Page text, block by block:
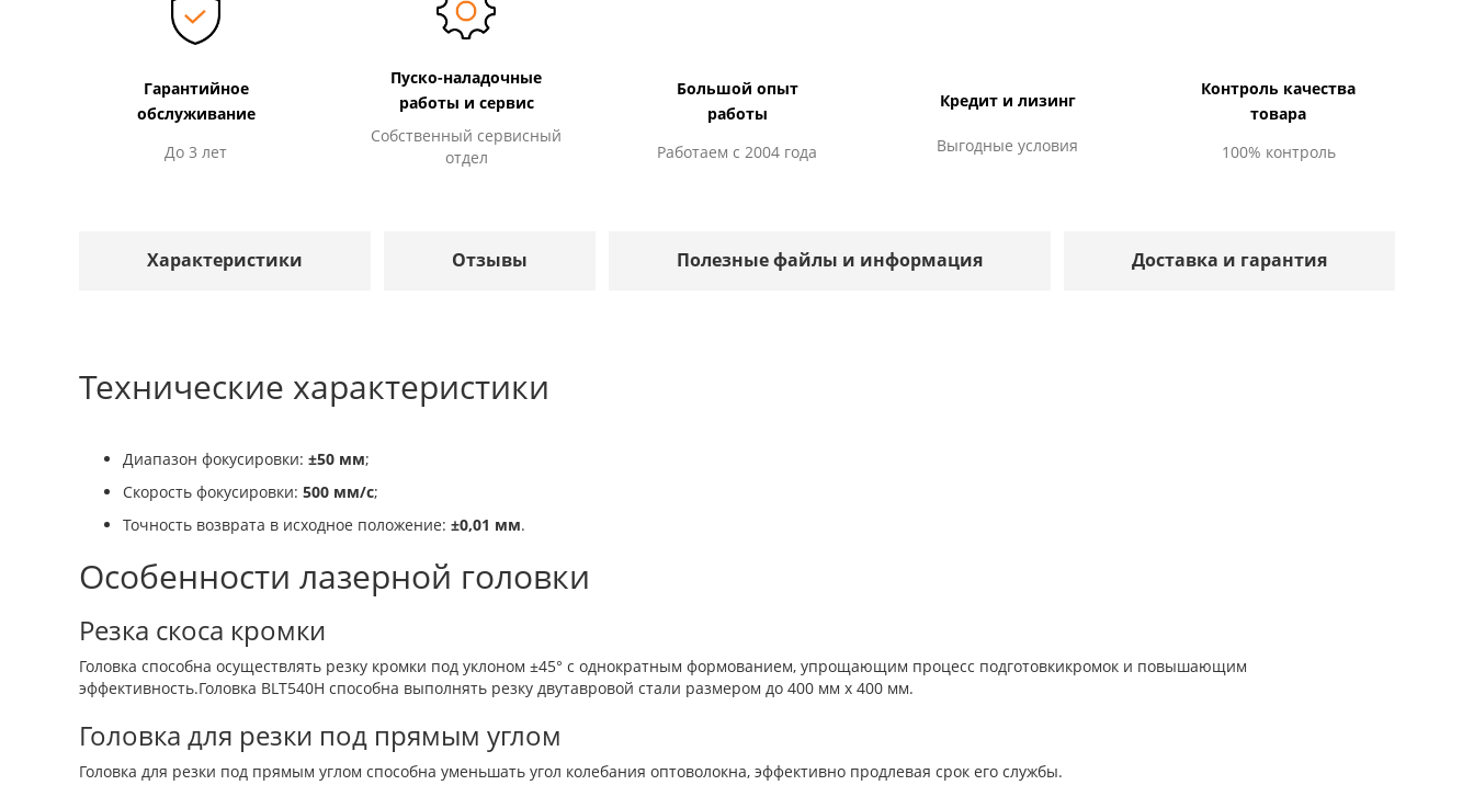
Гарантийное
обслуживание
До 3 лет
Пуско-наладочные
работы и сервис
Собственный сервисный
отдел
Большой опыт
работы
Работаем с 2004 года
Кредит и лизинг
Выгодные условия
Контроль качества
товара
100% контроль
Характеристики Отзывы Полезные файлы и информация Доставка и гарантия
Технические характеристики
Диапазон фокусировки: ±50 мм;
Скорость фокусировки: 500 мм/с;
Точность возврата в исходное положение: ±0,01 мм.
Особенности лазерной головки
Резка скоса кромки
Головка способна осуществлять резку кромки под уклоном ±45° с однократным формованием, упрощающим процесс подготовкикромок и повышающим
эффективность.Головка BLT540H способна выполнять резку двутавровой стали размером до 400 мм х 400 мм.
Головка для резки под прямым углом
Головка для резки под прямым углом способна уменьшать угол колебания оптоволокна, эффективно продлевая срок его службы.